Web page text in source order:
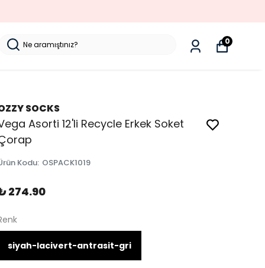
0
SOCKS
Asorti 12'li Recycle Erkek Soket
Kodu: OSPACK1019
274.90
siyah-lacivert-antrasit-gri